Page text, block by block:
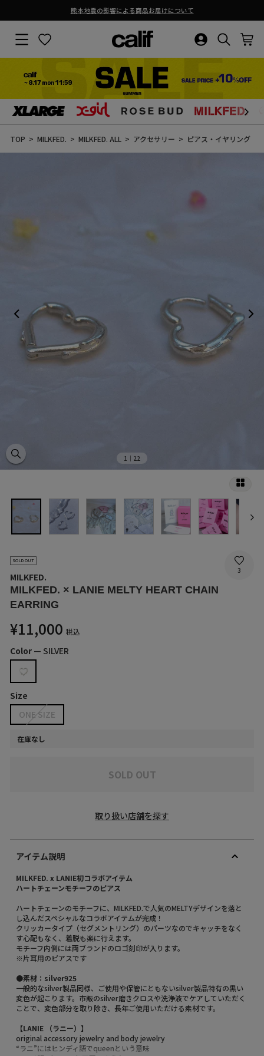
テ
に
ス
ラ
イ
ョ
ー
を
止
め
る
熊本地震の影響による商品お届けについて
サイトナビゲーション
お気に入り ログイン・新
検索結果
TOP MILKFED. MILKFED. ALL アクセサリー ピアス・イヤリング
1 ｜22
SOLD OUT
3
MILKFED.
MILKFED. × LANIE MELTY HEART CHAIN
EARRING
通
常
格
¥11,000 税込
Color — SILVER
Size
ONE SIZE
在庫なし
SOLD OUT
取り扱い店舗を探す
アイテム説明
MILKFED. x LANIE初コラボアイテム
ハートチェーンモチーフのピアス
ハートチェーンのモチーフに、MILKFED.で人気のMELTYデザインを落と
し込んだスペシャルなコラボアイテムが完成！
クリッカータイプ（セグメントリング）のパーツなのでキャッチをなく
す心配もなく、着脱も楽に行えます。
モチーフ内側には両ブランドのロゴ刻印が入ります。
※片耳用のピアスです
●素材：silver925
一般的なsilver製品同様、ご使用や保管にともないsilver製品特有の黒い
変色が起こります。市販のsilver磨きクロスや洗浄液でケアしていただく
ことで、変色部分を取り除き、長年ご使用いただける素材です。
【LANIE （ラニー）】
original accessory jewelry and body jewelry
“ラニ”にはヒンディ語でqueenという意味